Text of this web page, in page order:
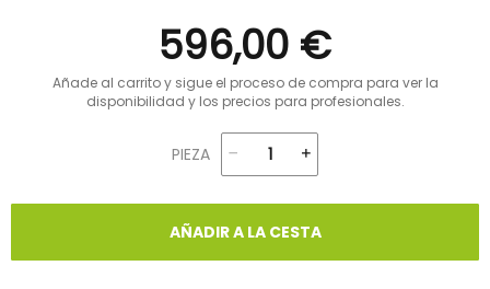
596,00 €
Añade al carrito y sigue el proceso de compra para ver la
disponibilidad y los precios para profesionales.
PIEZA
AÑADIR A LA CESTA